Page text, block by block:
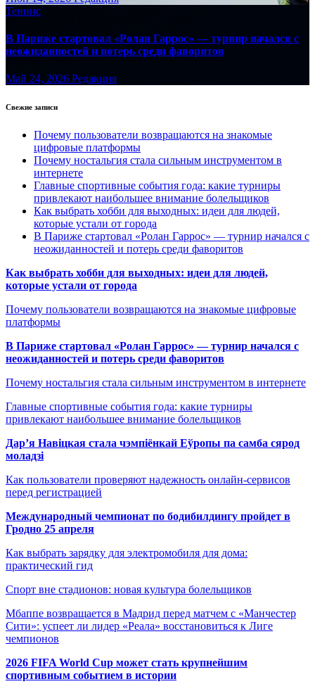
Теннис
В Париже стартовал «Ролан Гаррос» — турнир начался с
неожиданностей и потерь среди фаворитов
Май 24, 2026 Редакция
Свежие записи
Почему пользователи возвращаются на знакомые
цифровые платформы
Почему ностальгия стала сильным инструментом в
интернете
Главные спортивные события года: какие турниры
привлекают наибольшее внимание болельщиков
Как выбрать хобби для выходных: идеи для людей,
которые устали от города
В Париже стартовал «Ролан Гаррос» — турнир начался с
неожиданностей и потерь среди фаворитов
Как выбрать хобби для выходных: идеи для людей,
которые устали от города
Почему пользователи возвращаются на знакомые цифровые
платформы
В Париже стартовал «Ролан Гаррос» — турнир начался с
неожиданностей и потерь среди фаворитов
Почему ностальгия стала сильным инструментом в интернете
Главные спортивные события года: какие турниры
привлекают наибольшее внимание болельщиков
Дар’я Навіцкая стала чэмпіёнкай Еўропы па самба сярод
моладзі
Как пользователи проверяют надежность онлайн-сервисов
перед регистрацией
Международный чемпионат по бодибилдингу пройдет в
Гродно 25 апреля
Как выбрать зарядку для электромобиля для дома:
практический гид
Спорт вне стадионов: новая культура болельщиков
Мбаппе возвращается в Мадрид перед матчем с «Манчестер
Сити»: успеет ли лидер «Реала» восстановиться к Лиге
чемпионов
2026 FIFA World Cup может стать крупнейшим
спортивным событием в истории